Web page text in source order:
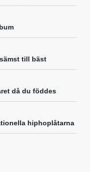
till bäst
då du föddes
hiphoplåtarna